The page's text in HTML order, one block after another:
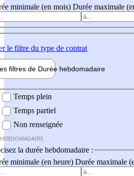
minimale (en mois) Durée maximale
le filtre du type de contrat
filtres de Durée hebdomadaire
Temps plein
Temps partiel
Non renseignée
la durée hebdomadaire :
minimale (en heure) Durée maximale